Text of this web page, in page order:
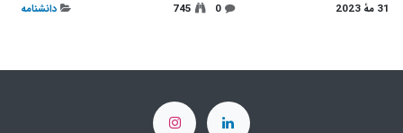
31 مهٔ 2023
0
745 دانشنامه‌